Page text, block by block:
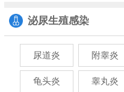
泌尿生殖感染
尿道炎 附睾炎
龟头炎 睾丸炎